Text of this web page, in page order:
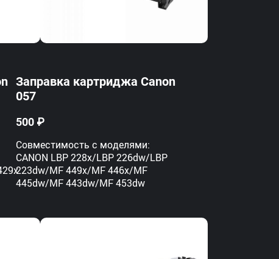
Заправка картриджа Canon
057
500 ₽
Совместимость с моделями:
CANON LBP 228x/LBP 226dw/LBP
223dw/MF 449x/MF 446x/MF
445dw/MF 443dw/MF 453dw